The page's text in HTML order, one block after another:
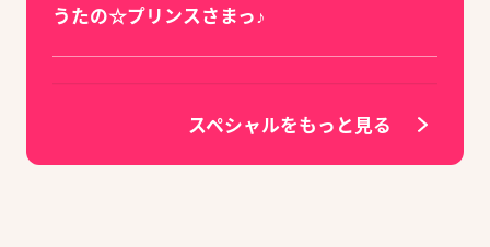
うたの☆プリンスさまっ♪
スペシャルをもっと見る